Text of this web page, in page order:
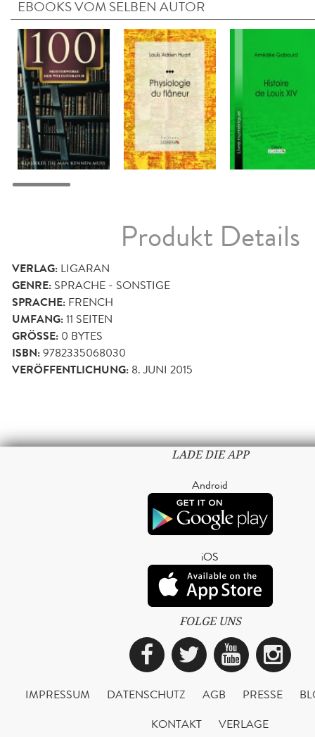
EBOOKS VOM SELBEN AUTOR
Produkt Details
VERLAG: LIGARAN
GENRE: SPRACHE - SONSTIGE
SPRACHE: FRENCH
UMFANG:11 SEITEN
GRÖSSE: 0 BYTES
ISBN:9782335068030
VERÖFFENTLICHUNG: 8. JUNI 2015
LADE DIE APP
Android
iOS
FOLGE UNS
Facebook
Twitter
IMPRESSUM DATENSCHUTZ AGB PRESSE
KONTAKT
VERLAGE